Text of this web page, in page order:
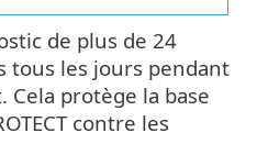
de plus de 24
tous les jours pendant
protège la base
contre les